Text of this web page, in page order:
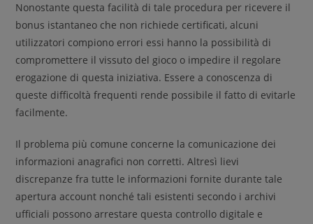
Nonostante questa facilità di tale procedura per ricevere il
bonus istantaneo che non richiede certificati, alcuni
utilizzatori compiono errori essi hanno la possibilità di
compromettere il vissuto del gioco o impedire il regolare
erogazione di questa iniziativa. Essere a conoscenza di
queste difficoltà frequenti rende possibile il fatto di evitarle
facilmente.
Il problema più comune concerne la comunicazione dei
informazioni anagrafici non corretti. Altresì lievi
discrepanze fra tutte le informazioni fornite durante tale
apertura account nonché tali esistenti secondo i archivi
ufficiali possono arrestare questa controllo digitale e